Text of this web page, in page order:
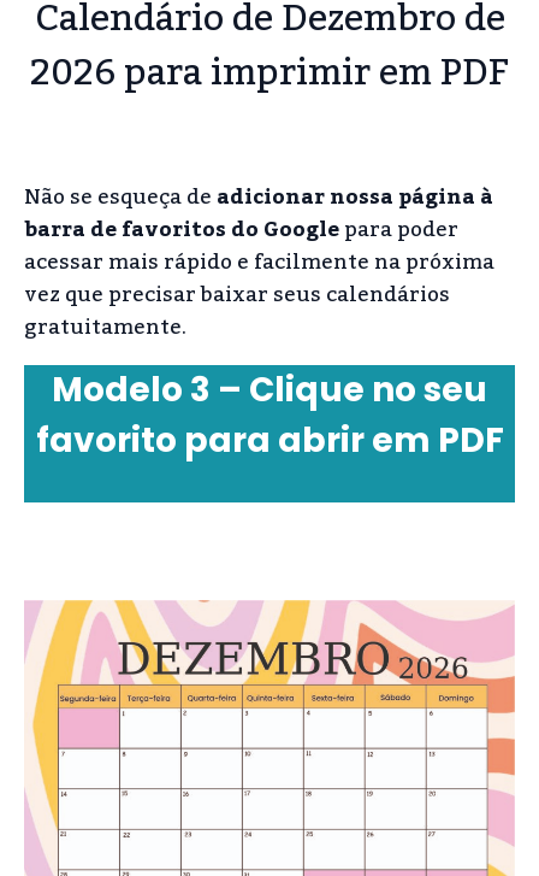
Calendário de Dezembro de
2026 para imprimir em PDF
Não se esqueça deadicionar nossa página à
barra de favoritos do Googlepara poder
acessar mais rápido e facilmente na próxima
vez que precisar baixar seus calendários
gratuitamente.
Modelo 3 – Clique no seu
favorito para abrir em PDF